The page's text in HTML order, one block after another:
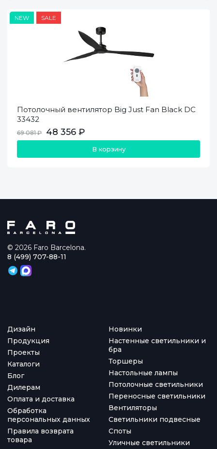
NEW SALE
Потолочный вентилятор Big Just Fan Black DC
33432
69 081 ₽ 48 356 ₽
В корзину
© 2026 Faro Barcelona.
Дизайн
Продукция
Проекты
Каталоги
Блог
Дилерам
Оплата и доставка
Обработка
персональных данных
Правила возврата
товара
Новинки
Настенные светильники и
бра
Торшеры
Настольные лампы
Потолочные светильники
Переносные светильники
Вентиляторы
Светильники подвесные
Споты
Уличные светильники
8 (499) 707-88-11